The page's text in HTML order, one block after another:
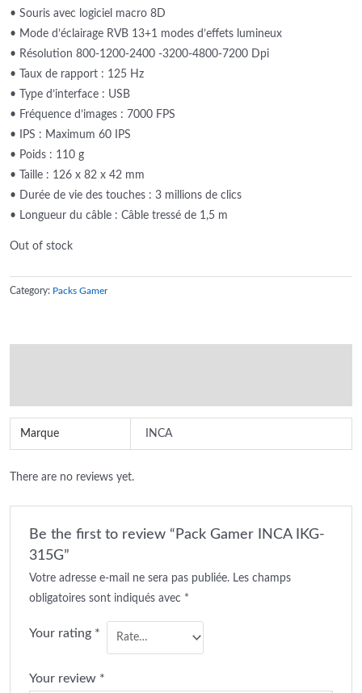
• Souris avec logiciel macro 8D
• Mode d’éclairage RVB 13+1 modes d’effets lumineux
• Résolution 800-1200-2400 -3200-4800-7200 Dpi
• Taux de rapport : 125 Hz
• Type d’interface : USB
• Fréquence d’images : 7000 FPS
• IPS : Maximum 60 IPS
• Poids : 110 g
• Taille : 126 x 82 x 42 mm
• Durée de vie des touches : 3 millions de clics
• Longueur du câble : Câble tressé de 1,5 m
Out of stock
Category: Packs Gamer
Marque INCA
There are no reviews yet.
Be the first to review “Pack Gamer INCA IKG-
315G”
Votre adresse e-mail ne sera pas publiée. Les champs
obligatoires sont indiqués avec *
Your rating *
Your review *